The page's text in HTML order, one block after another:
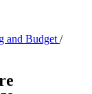
and Budget /